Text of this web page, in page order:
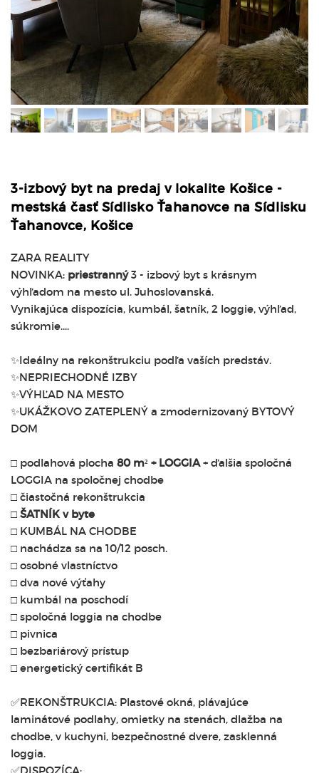
3-izbový byt na predaj v lokalite Košice -
mestská časť Sídlisko Ťahanovce na Sídlisku
Ťahanovce, Košice
ZARA REALITY
NOVINKA: priestranný3 - izbový byt s krásnym
výhľadom na mesto ul. Juhoslovanská.
Vynikajúca dispozícia, kumbál, šatník, 2 loggie, výhľad,
súkromie....
✨Ideálny na rekonštrukciu podľa vaších predstáv.
✨NEPRIECHODNÉ IZBY
✨VÝHĽAD NA MESTO
✨UKÁŽKOVO ZATEPLENÝ a zmodernizovaný BYTOVÝ
DOM
□ podlahová plocha 80 m² + LOGGIA+ ďalšia spoločná
LOGGIA na spoločnej chodbe
□ čiastočná rekonštrukcia
□ ŠATNÍK v byte
□ KUMBÁL NA CHODBE
□ nachádza sa na 10/12 posch.
□ osobné vlastníctvo
□ dva nové výťahy
□ kumbál na poschodí
□ spoločná loggia na chodbe
□ pivnica
□ bezbariárový prístup
□ energetický certifikát B
✅REKONŠTRUKCIA: Plastové okná, plávajúce
laminátové podlahy, omietky na stenách, dlažba na
chodbe, v kuchyni, bezpečnostné dvere, zasklenná
loggia.